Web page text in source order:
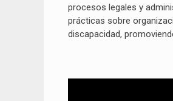
procesos legales y
prácticas sobre
discapacidad,